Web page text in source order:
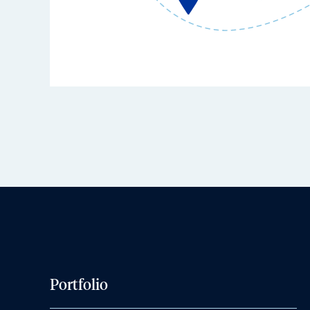
Portfolio